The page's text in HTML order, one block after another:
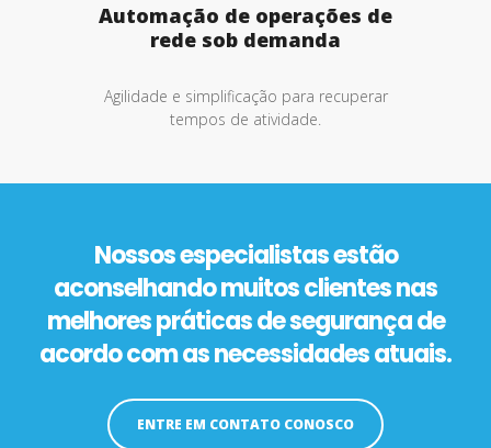
Automação de operações de
rede sob demanda
Agilidade e simplificação para recuperar
tempos de atividade.
Nossos especialistas estão
aconselhando muitos clientes nas
melhores práticas de segurança de
acordo com as necessidades atuais.
ENTRE EM CONTATO CONOSCO